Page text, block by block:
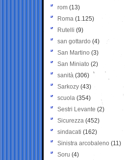
rom (13)
Roma (1.125)
Rutelli (9)
san gottardo (4)
San Martino (3)
San Miniato (2)
sanità (306)
Sarkozy (43)
scuola (354)
Sestri Levante (2)
Sicurezza (452)
sindacati (162)
Sinistra arcobaleno (11)
Soru (4)